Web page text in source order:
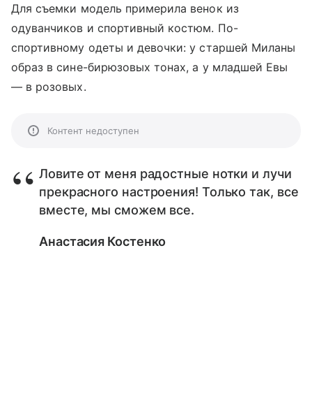
Для съемки модель примерила венок из
одуванчиков и спортивный костюм. По-
спортивному одеты и девочки: у старшей Миланы
образ в сине-бирюзовых тонах, а у младшей Евы
— в розовых.
Контент недоступен
Ловите от меня радостные нотки и лучи
прекрасного настроения! Только так, все
вместе, мы сможем все.
Анастасия Костенко